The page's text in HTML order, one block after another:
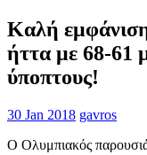
Καλή
ήττα με 68-61
ύποπτους!
30 Jan 2018 gavros
Ο Ολυμπιακός